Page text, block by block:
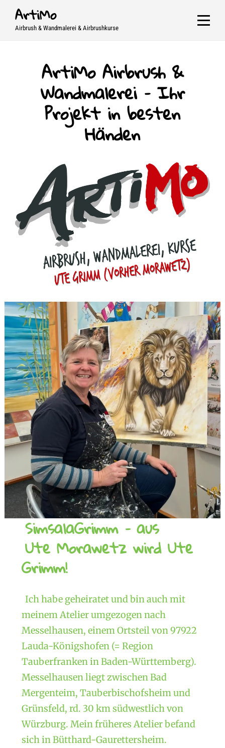
SkipArtiMo
Airbrush & Wandmalerei & Airbrushkurse
ArtiMo Airbrush &
Wandmalerei – Ihr
Projekt in besten
Händen
SimsalaGrimm – aus
Ute Morawetz wird Ute
Grimm!
Ich habe geheiratet und bin auch mit
meinem Atelier umgezogen nach
Messelhausen, einem Ortsteil von 97922
Lauda-Königshofen (= Region
Tauberfranken in Baden-Württemberg).
Messelhausen liegt zwischen Bad
Mergenteim, Tauberbischofsheim und
Grünsfeld, rd. 30 km südwestlich von
Würzburg. Mein früheres Atelier befand
sich in Bütthard-Gaurettersheim.